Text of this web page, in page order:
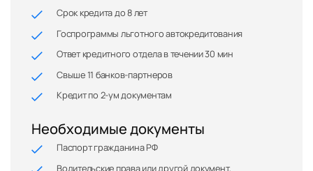
Срок кредита до 8 лет
Госпрограммы льготного автокредитования
Ответ кредитного отдела в течении 30 мин
Свыше 11 банков-партнеров
Кредит по 2-ум документам
Необходимые документы
Паспорт гражданина РФ
Водительские права или другой документ,